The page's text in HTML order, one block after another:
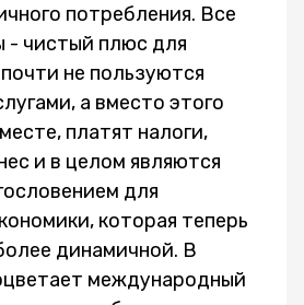
потребления. Все
- чистый плюс для
не пользуются
а вместо этого
платят налоги,
и в целом являются
для
которая теперь
динамичной. В
международный